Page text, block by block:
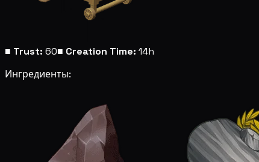
■ Trust: 60■ Creation Time: 14h
Ингредиенты: